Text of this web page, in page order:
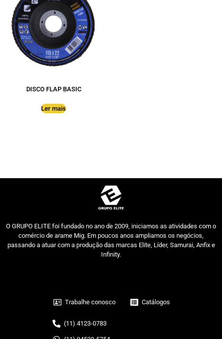
DISCO FLAP BASIC
Ler mais
O GRUPO ELITE foi fundado no ano de 2009, iniciamos as atividades com o
comércio de arame Mig. Em poucos anos ampliamos os negócios,
passando a atuar com a produção das marcas Elite, Líder, Samurai, Anfix e
Infinity.
Trabalhe conosco Catálogos
(11) 4123-0783